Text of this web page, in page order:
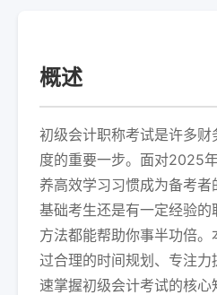
概述
初级会计职称考试是许多
度的重要一步。面对2025
养高效学习习惯成为备考
基础考生还是有一定经验
方法都能帮助你事半功倍
过合理的时间规划、专注
速掌握初级会计考试的核